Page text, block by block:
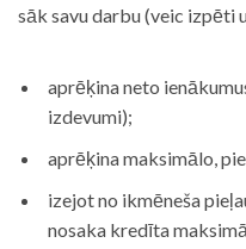
sāk savu darbu (veic izpēti
aprēķina neto
izdevumi);
aprēķina maksimālo,
izejot no ikmēneša
nosaka kredīta